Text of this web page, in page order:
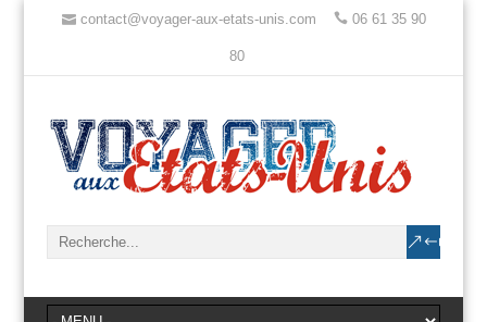
contact@voyager-aux-etats-unis.com 06 61 35 90
80